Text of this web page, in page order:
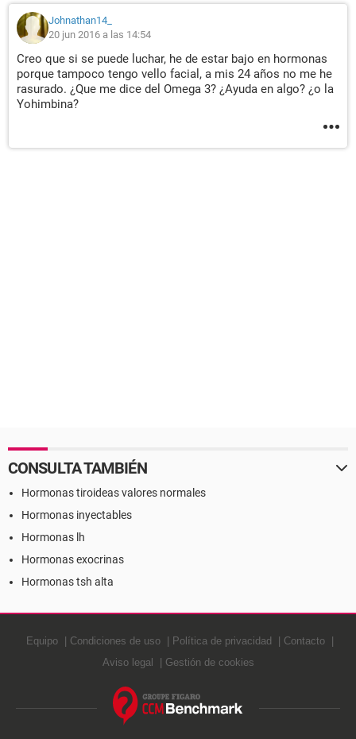
Johnathan14_
20 jun 2016 a las 14:54
Creo que si se puede luchar, he de estar bajo en hormonas
porque tampoco tengo vello facial, a mis 24 años no me he
rasurado. ¿Que me dice del Omega 3? ¿Ayuda en algo? ¿o la
Yohimbina?
CONSULTA TAMBIÉN
Hormonas tiroideas valores normales
Hormonas inyectables
Hormonas lh
Hormonas exocrinas
Hormonas tsh alta
Equipo Condiciones de uso Política de privacidad
Contacto
Aviso legal
Gestión de cookies